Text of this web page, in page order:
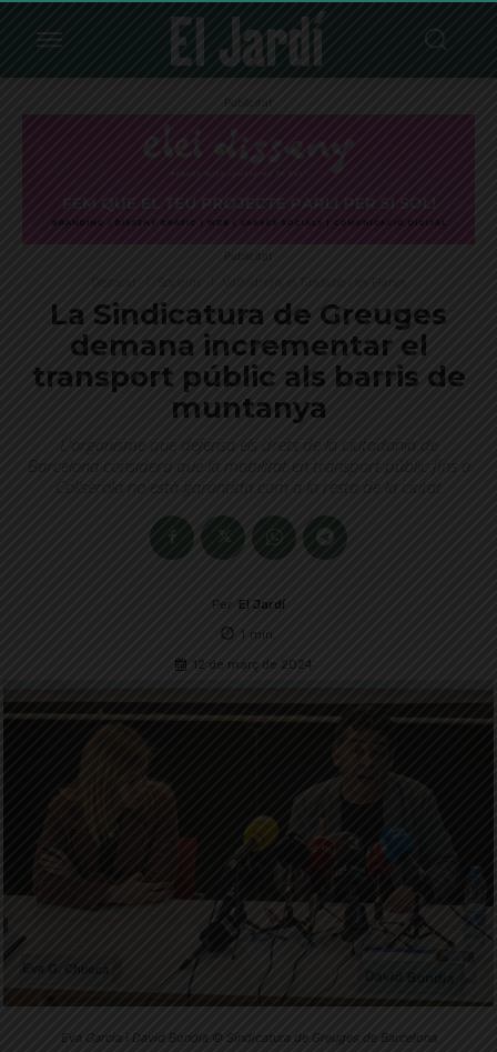
Publicitat
Publicitat
La Sindicatura de Greuges
demana incrementar el
transport públic als barris de
muntanya
L'organisme que defensa els drets de la ciutadania de
Barcelona considera que la mobilitat en transport públic fins a
Collserola no està garantida com a la resta de la ciutat
Per El Jardí
1 min.
12 de març de 2024
Eva Garcia i David Bondia © Sindicatura de Greuges de Barcelona